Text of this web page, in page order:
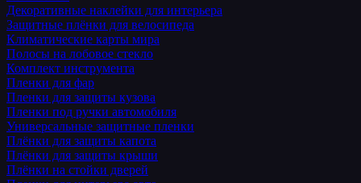
Декоративные наклейки для интерьера
Защитные плёнки для велосипеда
Климатические карты мира
Полосы на лобовое стекло
Комплект инструмента
Пленки для фар
Пленки для защиты кузова
Пленки под ручки автомобиля
Универсальные защитные пленки
Плёнки для защиты капота
Плёнки для защиты крыши
Плёнки на стойки дверей